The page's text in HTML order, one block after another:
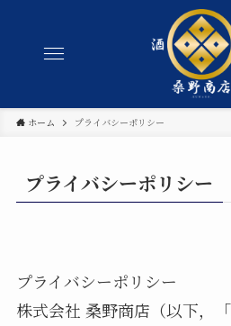
ホーム プライバシーポリシー
プライバシーポリシー
プライバシーポリシー
株式会社 桑野商店（以下，